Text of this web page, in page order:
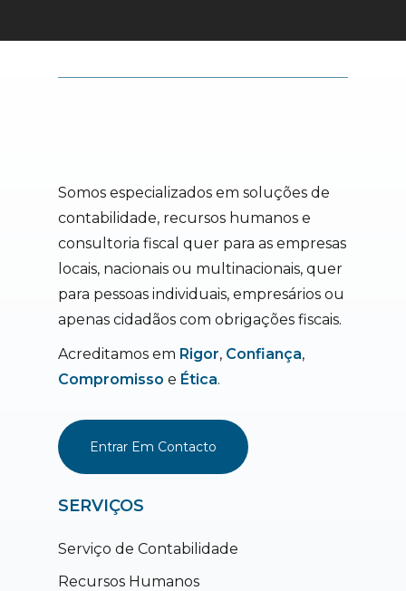
Somos especializados em soluções de
contabilidade, recursos humanos e
consultoria fiscal quer para as empresas
locais, nacionais ou multinacionais, quer
para pessoas individuais, empresários ou
apenas cidadãos com obrigações fiscais.
Acreditamos em Rigor, Confiança,
Compromisso e Ética.
Entrar Em Contacto
SERVIÇOS
Serviço de Contabilidade
Recursos Humanos